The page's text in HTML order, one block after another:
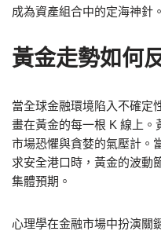
成為資產組合中的定海神針。
黃金走勢如何
當全球金融環境陷入不確定
畫在黃金的每一根 K 線上
市場恐懼與貪婪的氣壓計。
求安全港口時，黃金的波動
集體預期。
心理學在金融市場中扮演關